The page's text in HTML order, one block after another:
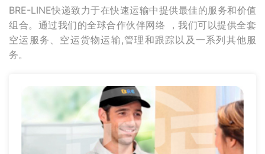
BRE-LINE快递致力于在快速运输中提供最佳的服务和价值
组合。通过我们的全球合作伙伴网络 ，我们可以提供全套
空运服务、空运货物运输,管理和跟踪以及一系列其他服
务。